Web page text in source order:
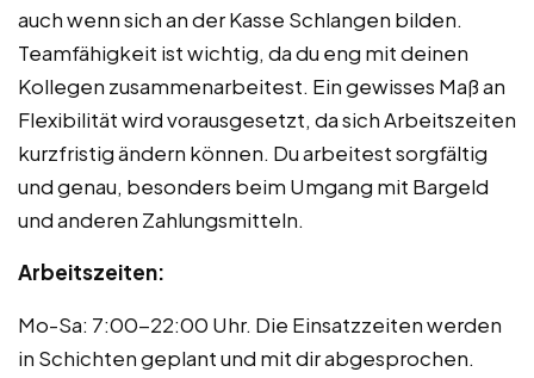
auch wenn sich an der Kasse Schlangen bilden.
Teamfähigkeit ist wichtig, da du eng mit deinen
Kollegen zusammenarbeitest. Ein gewisses Maß an
Flexibilität wird vorausgesetzt, da sich Arbeitszeiten
kurzfristig ändern können. Du arbeitest sorgfältig
und genau, besonders beim Umgang mit Bargeld
und anderen Zahlungsmitteln.
Arbeitszeiten:
Mo-Sa: 7:00-22:00 Uhr. Die Einsatzzeiten werden
in Schichten geplant und mit dir abgesprochen.